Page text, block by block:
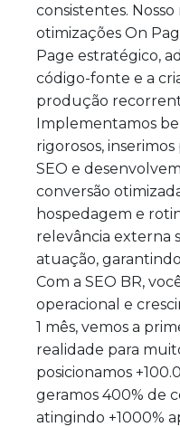
consistentes.
otimizações On
Page estratégico,
código-fonte e a
produção
Implementamos
rigorosos,
SEO e
conversão
hospedagem e
relevância externa
atuação,
Com a SEO BR,
operacional e
1 mês, vemos a
realidade para
posicionamos
geramos 400% de
atingindo +1000%